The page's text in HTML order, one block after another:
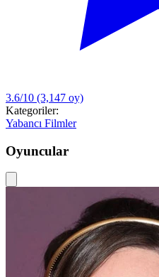
3.6/10 (3,147 oy)
Kategoriler:
Yabancı Filmler
Oyuncular